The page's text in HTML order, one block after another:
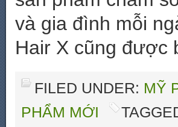
và gia đình mỗi
Hair X cũng được
FILED UNDER: MỸ
PHẨM MỚI